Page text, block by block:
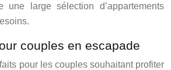
une large sélection d’appartements
couples en escapade
pour les couples souhaitant profiter